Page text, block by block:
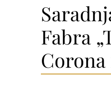
Fabra
Corona